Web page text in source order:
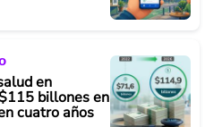
en
billones en
cuatro años